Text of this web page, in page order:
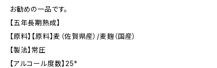
お勧めの一品です。
【五年長期熟成】
【原料】【原料】麦（佐賀県産）/麦麹（国産）
【製法】常圧
【アルコール度数】25°